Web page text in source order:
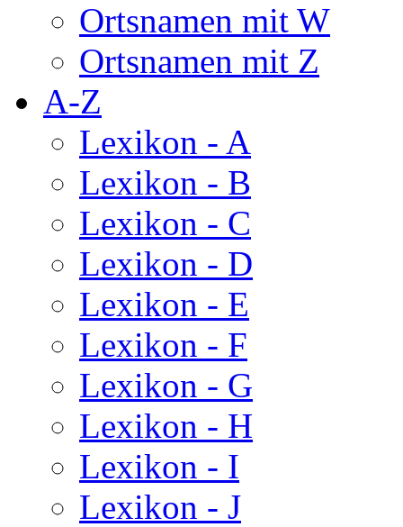
Ortsnamen mit W
Ortsnamen mit Z
A-Z
Lexikon - A
Lexikon - B
Lexikon - C
Lexikon - D
Lexikon - E
Lexikon - F
Lexikon - G
Lexikon - H
Lexikon - I
Lexikon - J